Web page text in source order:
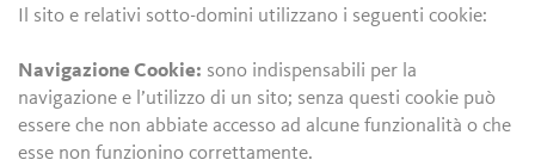
Il sito e relativi sotto-domini utilizzano i seguenti cookie:
Navigazione Cookie: sono indispensabili per la
navigazione e l’utilizzo di un sito; senza questi cookie può
essere che non abbiate accesso ad alcune funzionalità o che
esse non funzionino correttamente.